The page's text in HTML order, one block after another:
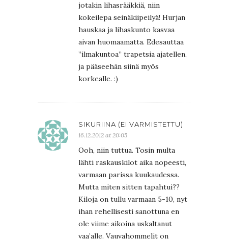
jotakin lihasrääkkiä, niin
kokeilepa seinäkiipeilyä! Hurjan
hauskaa ja lihaskunto kasvaa
aivan huomaamatta. Edesauttaa
”ilmakuntoa” trapetsia ajatellen,
ja pääseehän siinä myös
korkealle. :)
SIKURIINA (EI VARMISTETTU)
16.12.2012 at 20:05
Ooh, niin tuttua. Tosin multa
lähti raskauskilot aika nopeesti,
varmaan parissa kuukaudessa.
Mutta miten sitten tapahtui??
Kiloja on tullu varmaan 5-10, nyt
ihan rehellisesti sanottuna en
ole viime aikoina uskaltanut
vaa’alle. Vauvahommelit on